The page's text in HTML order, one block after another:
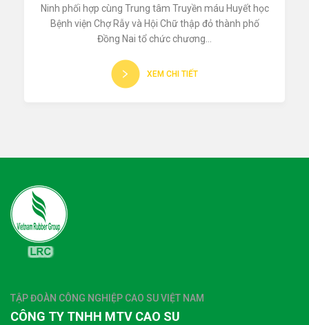
Ninh phối hợp cùng Trung tâm Truyền máu Huyết học
Bệnh viện Chợ Rẫy và Hội Chữ thập đỏ thành phố
Đồng Nai tổ chức chương...
XEM CHI TIẾT
TẬP ĐOÀN CÔNG NGHIỆP CAO SU VIỆT NAM
CÔNG TY TNHH MTV CAO SU